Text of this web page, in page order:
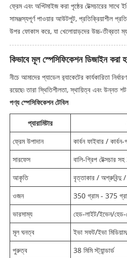
ফ্রেম এবং অপ্টিমাইজ করা পৃষ্ঠের টেক্সচারের সাথে
সামঞ্জস্যপূর্ণ পাওয়ার আউটপুট, প্রতিক্রিয়াশীল
উপর ফোকাস করে, যা খেলোয়াড়দের উচ্চ-তীব্রতা
কিভাবে মূল স্পেসিফিকেশন ডিজাইন করা
নীচে আমাদের প্যাডেল র‌্যাকেটের কার্যকারিতা
রয়েছে৷ তারা স্থিতিশীলতা, স্থায়িত্ব এবং উন্নত
পণ্য স্পেসিফিকেশন টেবিল
প্যারামিটার
ফ্রেম উপাদান
কার্বন ফাইবার /
সারফেস
বালি-গ্রিপ টেক্সচার
আকৃতি
বৃত্তাকার / অশ্রুবিন্দু /
ওজন
350 গ্রাম - 375
ভারসাম্য
হেড-লাইট/ইভেন/হেড-
মূল ঘনত্ব
ইভা সফট/ইভা
পুরুত্ব
38 মিমি স্ট্যান্ডার্ড